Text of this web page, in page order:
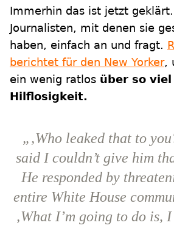
Immerhin das ist jetzt
Journalisten, mit denen sie
haben, einfach an und fragt.
berichtet für den New Yorker,
ein wenig ratlos über so
Hilflosigkeit.
„‚Who leaked that to
said I couldn’t give him
He responded by
entire White House
‚What I’m going to do is,